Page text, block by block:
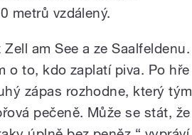
metrů vzdálený.
am See a ze Saalfeldenu.
o to, kdo zaplatí piva. Po hře
zápas rozhodne, který tým
pečeně. Může se stát, že